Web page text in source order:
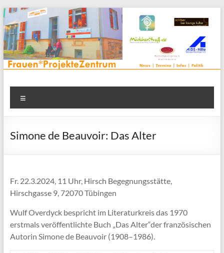
Zum
Inhalt
springen
Frauenprojektehaus wird
FrauenProjekteZentrum
Frauen* | Mädchen* | Projekte | Beratung | Veranstaltungen |
in einem Zentrum | Räume für alle | Projektarbeit | Begegnung
Simone de Beauvoir: Das Alter
Fr. 22.3.2024, 11 Uhr, Hirsch Begegnungsstätte,
Hirschgasse 9, 72070 Tübingen
Wulf Overdyck bespricht im Literaturkreis das 1970
erstmals veröffentlichte Buch „Das Alter“der französischen
Autorin Simone de Beauvoir (1908–1986).